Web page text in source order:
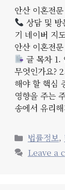
안산 이혼전
상담 및
기 네이버 지
안산 이혼전
글 목차 1.
무엇인가요?
해야 할 핵심
영향을 주는
송에서 유리
법률정보,
Leave a